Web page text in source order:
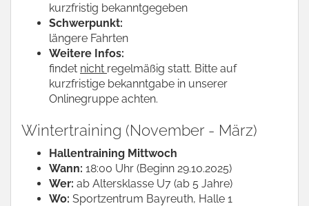
kurzfristig bekanntgegeben
Schwerpunkt:
längere Fahrten
Weitere Infos:
findet nicht regelmäßig statt. Bitte auf
kurzfristige bekanntgabe in unserer
Onlinegruppe achten.
Wintertraining (November - März)
Hallentraining Mittwoch
Wann: 18:00 Uhr (Beginn 29.10.2025)
Wer: ab Altersklasse U7 (ab 5 Jahre)
Wo: Sportzentrum Bayreuth, Halle 1